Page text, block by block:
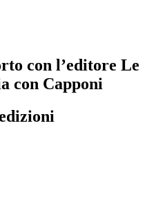
con l’editore Le
con Capponi